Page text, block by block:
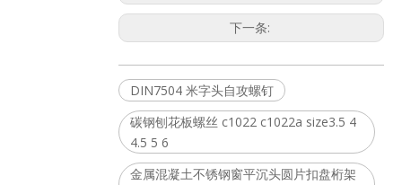
下一条:
DIN7504 米字头自攻螺钉
碳钢刨花板螺丝 c1022 c1022a size3.5 4
4.5 5 6
金属混凝土不锈钢窗平沉头圆片扣盘桁架